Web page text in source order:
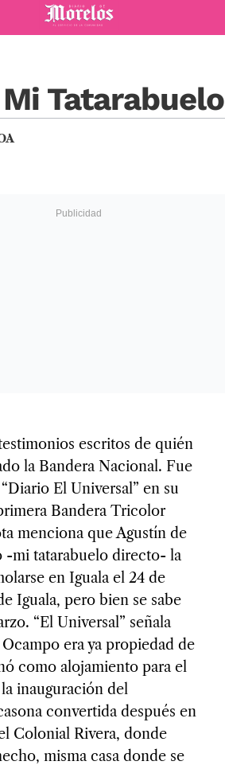
Diario de Morelos
Tatarabuelo
escritos de quién
la Bandera Nacional. Fue
El Universal” en su
Bandera Tricolor
menciona que Agustín de
-mi tatarabuelo directo- la
en Iguala el 24 de
Iguala, pero bien se sabe
“El Universal” señala
era ya propiedad de
como alojamiento para el
inauguración del
convertida después en
Colonial Rivera, donde
misma casa donde se